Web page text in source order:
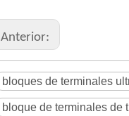
Anterior:
bloques de terminales
bloque de terminales de